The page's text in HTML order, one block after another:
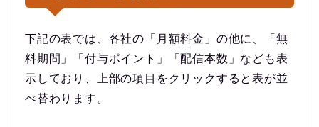
下記の表では、各社の「月額料金」の他に、「無
料期間」「付与ポイント」「配信本数」なども表
示しており、上部の項目をクリックすると表が並
べ替わります。